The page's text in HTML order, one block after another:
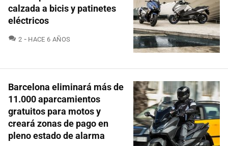
calzada a bicis y patinetes
eléctricos
2 COMENTARIOS
HACE 6 AÑOS
Barcelona eliminará más de
11.000 aparcamientos
gratuitos para motos y
creará zonas de pago en
pleno estado de alarma